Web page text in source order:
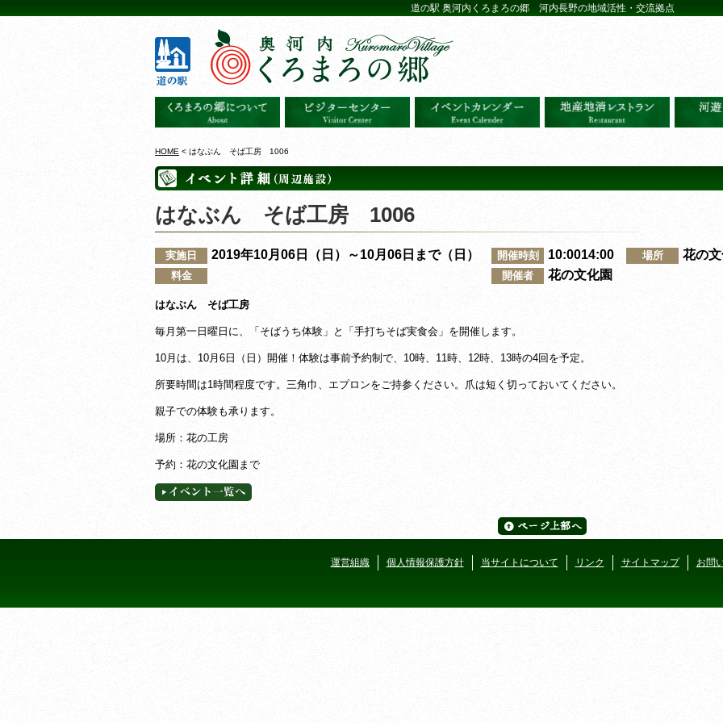
道の駅 奥河内くろまろの郷 河内長野の地域活性・交流拠点
HOME < はなぶん そば工房 1006
はなぶん そば工房 1006
実施日 2019年10月06日（日）～10月06日まで（日） 開催時刻 10:0014:00 場所 花の
料金 開催者 花の文化園
はなぶん そば工房
毎月第一日曜日に、「そばうち体験」と「手打ちそば実食会」を開催します。
10月は、10月6日（日）開催！体験は事前予約制で、10時、11時、12時、13時の4回を予定。
所要時間は1時間程度です。三角巾、エプロンをご持参ください。爪は短く切っておいてください。
親子での体験も承ります。
場所：花の工房
予約：花の文化園まで
運営組織 個人情報保護方針 当サイトについて リンク サイトマップ お問